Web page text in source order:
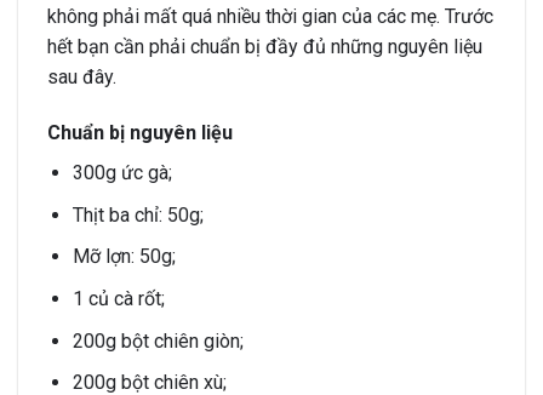
không phải mất quá nhiều thời gian của các mẹ. Trước
hết bạn cần phải chuẩn bị đầy đủ những nguyên liệu
sau đây.
Chuẩn bị nguyên liệu
300g ức gà;
Thịt ba chỉ: 50g;
Mỡ lợn: 50g;
1 củ cà rốt;
200g bột chiên giòn;
200g bột chiên xù;